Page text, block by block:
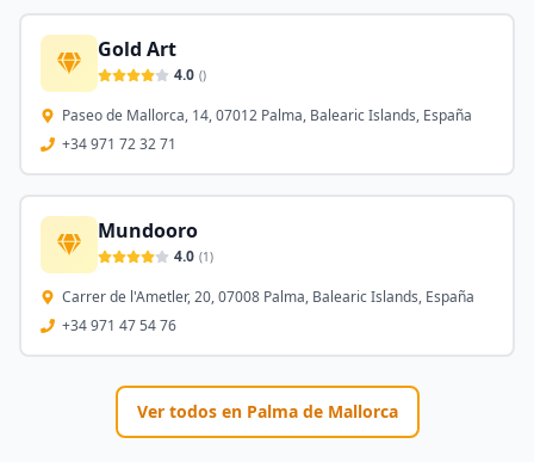
Gold Art
4.0 ()
Paseo de Mallorca, 14, 07012 Palma, Balearic Islands, España
+34 971 72 32 71
Mundooro
4.0 (1)
Carrer de l'Ametler, 20, 07008 Palma, Balearic Islands, España
+34 971 47 54 76
Ver todos en Palma de Mallorca